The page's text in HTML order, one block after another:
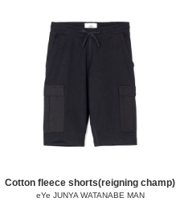
Cotton fleece shorts(reigning champ)
eYe JUNYA WATANABE MAN